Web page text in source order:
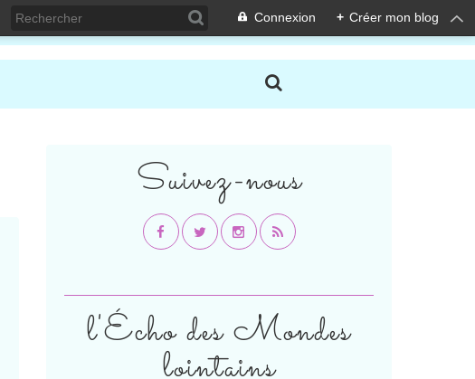
Connexion + Créer mon blog
Suivez-nous
l'Écho des Mondes
lointains